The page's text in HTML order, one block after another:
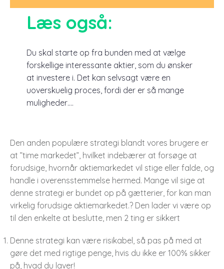
Læs også:
Du skal starte op fra bunden med at vælge
forskellige interessante aktier, som du ønsker
at investere i. Det kan selvsagt være en
uoverskuelig proces, fordi der er så mange
muligheder….
Den anden populære strategi blandt vores brugere er
at ”time markedet”, hvilket indebærer at forsøge at
forudsige, hvornår aktiemarkedet vil stige eller falde, og
handle i overensstemmelse hermed. Mange vil sige at
denne strategi er bundet op på gætterier, for kan man
virkelig forudsige aktiemarkedet.? Den lader vi være op
til den enkelte at beslutte, men 2 ting er sikkert
Denne strategi kan være risikabel, så pas på med at
gøre det med rigtige penge, hvis du ikke er 100% sikker
på, hvad du laver!